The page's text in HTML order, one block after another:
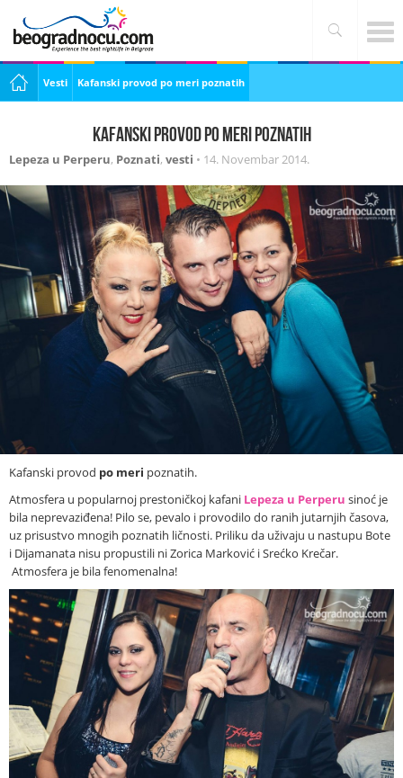
Vesti Kafanski provod po meri poznatih
Kafanski provod po meri poznatih
Lepeza u Perperu, Poznati, vesti • 14. Novembar 2014.
Kafanski provod po meri poznatih.
Atmosfera u popularnoj prestoničkoj kafani Lepeza u Perperu sinoć je
bila neprevaziđena! Pilo se, pevalo i provodilo do ranih jutarnjih časova,
uz prisustvo mnogih poznatih ličnosti. Priliku da uživaju u nastupu Bote
i Dijamanata nisu propustili ni Zorica Marković i Srećko Krečar.
Atmosfera je bila fenomenalna!